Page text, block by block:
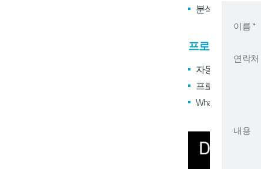
분석, 고급 이미
프로세스 마이
자동 알고리즘
프로세스 KPI,
What-if 시나리
이름 *
연락처
내용